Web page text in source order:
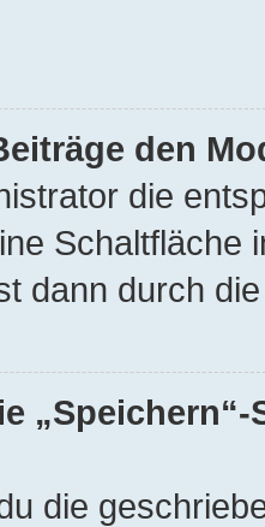
den
die
Schaltfläche
dann durch
die